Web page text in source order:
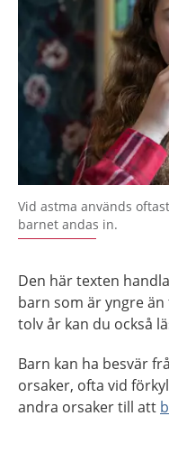
Vid astma används
barnet andas in.
Den här texten
barn som är yngre
tolv år kan du också
Barn kan ha besvär
orsaker, ofta vid
andra orsaker till att